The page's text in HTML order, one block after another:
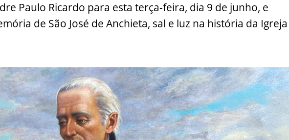
Paulo Ricardo para esta terça-feira, dia 9 de junho, e
de São José de Anchieta, sal e luz na história da Igreja